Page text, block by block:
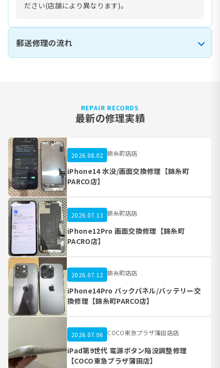
ださい(店舗により異なります)。
郵送修理の流れ
REPAIR RECORDS
最新の修理実績
2026.08.02 錦糸町店店
iPhone14 水没/画面交換修理【錦糸町
PARCO店】
2026.07.13 錦糸町店店
iPhone12Pro 画面交換修理【錦糸町
PACRO店】
2026.07.12 錦糸町店店
iPhone14Pro バックパネル/バッテリー交
換修理【錦糸町PARCO店】
2026.07.06 COCO東急プラザ蒲田店店
iPad第9世代 電源ボタン陥没調整修理
【COCO東急プラザ蒲田店】